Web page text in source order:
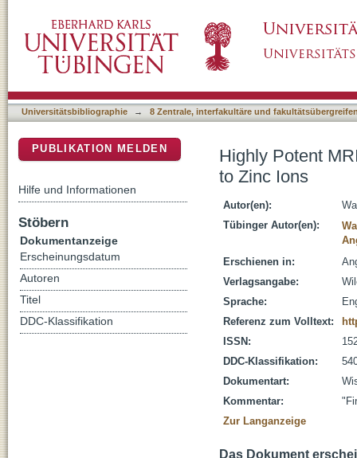
Universitätsbibliographie → 8 Zentrale, interfakultäre und
Highly Potent
to Zinc Ions
Autor(en):
Tübinger Autor(en):
Erschienen in:
Verlagsangabe:
Sprache:
Referenz zum Volltext:
ISSN:
DDC-Klassifikation:
Dokumentart:
Kommentar:
Zur Langanzeige
Das Dokument
PUBLIKATION MELDEN
Hilfe und Informationen
Stöbern
Dokumentanzeige
Erscheinungsdatum
Autoren
Titel
DDC-Klassifikation